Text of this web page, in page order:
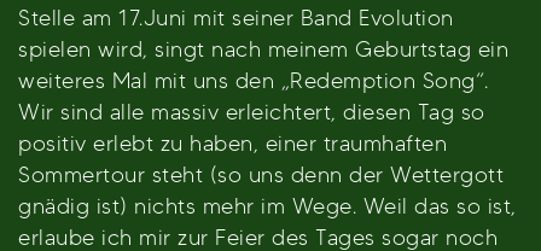
Stelle am 17.Juni mit seiner Band Evolution
spielen wird, singt nach meinem Geburtstag ein
weiteres Mal mit uns den „Redemption Song“.
Wir sind alle massiv erleichtert, diesen Tag so
positiv erlebt zu haben, einer traumhaften
Sommertour steht (so uns denn der Wettergott
gnädig ist) nichts mehr im Wege. Weil das so ist,
erlaube ich mir zur Feier des Tages sogar noch